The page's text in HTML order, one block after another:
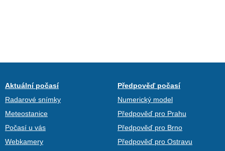
Aktuální počasí
Radarové snímky
Meteostanice
Počasí u vás
Webkamery
Předpověď počasí
Numerický model
Předpověď pro Prahu
Předpověď pro Brno
Předpověď pro Ostravu